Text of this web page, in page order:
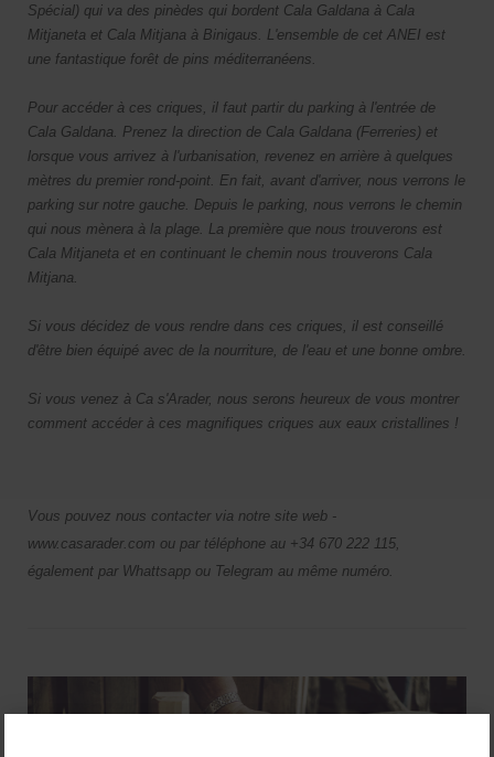
Spécial) qui va des pinèdes qui bordent Cala Galdana à Cala
Mitjaneta et Cala Mitjana à Binigaus. L'ensemble de cet ANEI est
une fantastique forêt de pins méditerranéens.
Pour accéder à ces criques, il faut partir du parking à l'entrée de
Cala Galdana. Prenez la direction de Cala Galdana (Ferreries) et
lorsque vous arrivez à l'urbanisation, revenez en arrière à quelques
mètres du premier rond-point. En fait, avant d'arriver, nous verrons le
parking sur notre gauche. Depuis le parking, nous verrons le chemin
qui nous mènera à la plage. La première que nous trouverons est
Cala Mitjaneta et en continuant le chemin nous trouverons Cala
Mitjana.
Si vous décidez de vous rendre dans ces criques, il est conseillé
d'être bien équipé avec de la nourriture, de l'eau et une bonne ombre.
Si vous venez à Ca s'Arader, nous serons heureux de vous montrer
comment accéder à ces magnifiques criques aux eaux cristallines !
Vous pouvez nous contacter via notre site web -
www.casarader.com ou par téléphone au +34 670 222 115,
également par Whattsapp ou Telegram au même numéro.